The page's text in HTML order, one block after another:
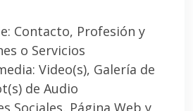
Contacto, Profesión y
o Servicios
Video(s), Galería de
de Audio
Sociales, Página Web y